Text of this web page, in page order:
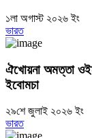
১লা অগাস্ট ২০২৬ ইং
ভারত
ঐখোয়না অমত্তা
ইবোমচা
২৯শে জুলাই ২০২৬ ইং
ভারত